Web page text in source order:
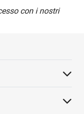
con i nostri